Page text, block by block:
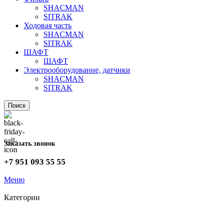
SHACMAN
SITRAK
Ходовая часть
SHACMAN
SITRAK
ШАФТ
ШАФТ
Электрооборудование, датчики
SHACMAN
SITRAK
Поиск
Заказать звонок
+7 951 093 55 55
Меню
Категории